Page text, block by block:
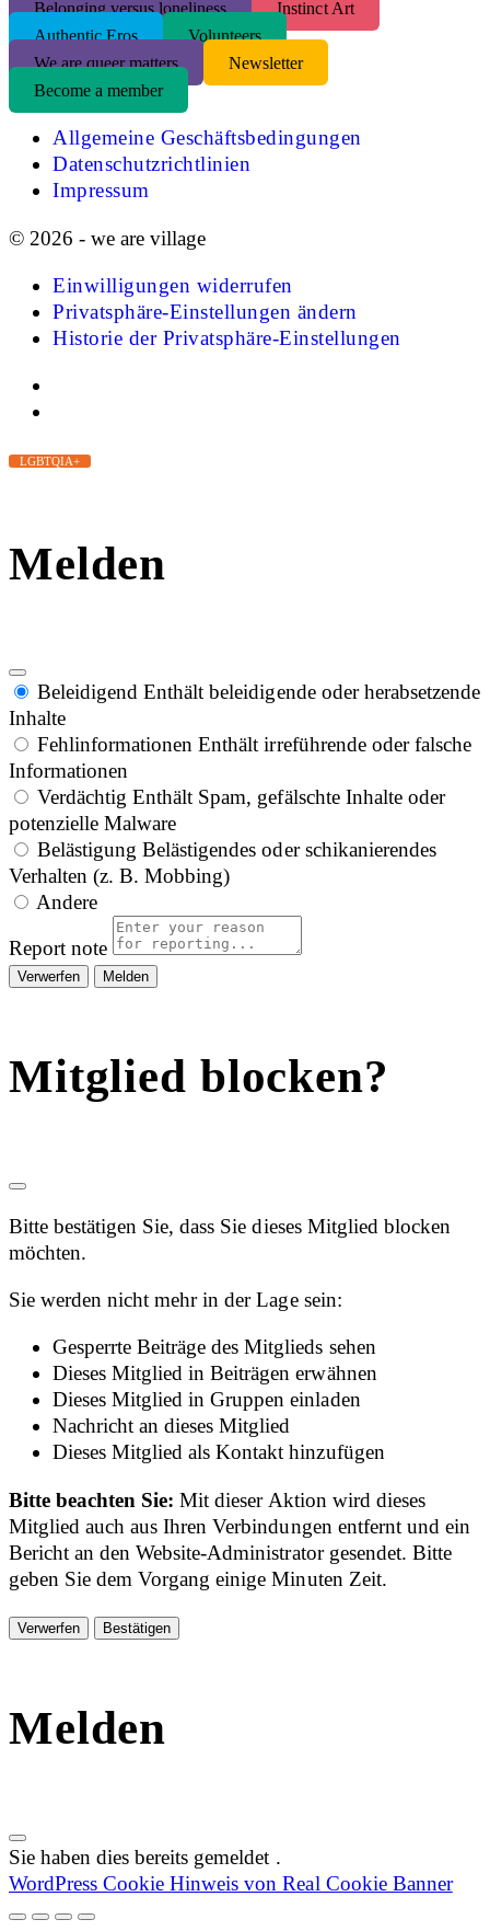
Belonging versus loneliness
Instinct Art
Authentic Eros
Volunteers
We are queer matters
Newsletter
Become a member
Allgemeine Geschäftsbedingungen
Datenschutzrichtlinien
Impressum
© 2026 - we are village
Einwilligungen widerrufen
Privatsphäre-Einstellungen ändern
Historie der Privatsphäre-Einstellungen
LGBTQIA+
Melden
Beleidigend Enthält beleidigende oder herabsetzende
Inhalte
Fehlinformationen Enthält irreführende oder falsche
Informationen
Verdächtig Enthält Spam, gefälschte Inhalte oder
potenzielle Malware
Belästigung Belästigendes oder schikanierendes
Verhalten (z. B. Mobbing)
Andere
Report note
Melden
Mitglied blocken?
Bitte bestätigen Sie, dass Sie dieses Mitglied blocken
möchten.
Sie werden nicht mehr in der Lage sein:
Gesperrte Beiträge des Mitglieds sehen
Dieses Mitglied in Beiträgen erwähnen
Dieses Mitglied in Gruppen einladen
Nachricht an dieses Mitglied
Dieses Mitglied als Kontakt hinzufügen
Bitte beachten Sie:Mit dieser Aktion wird dieses
Mitglied auch aus Ihren Verbindungen entfernt und ein
Bericht an den Website-Administrator gesendet. Bitte
geben Sie dem Vorgang einige Minuten Zeit.
Bestätigen
Melden
Sie haben dies bereits gemeldet .
WordPress Cookie Hinweis von Real Cookie Banner